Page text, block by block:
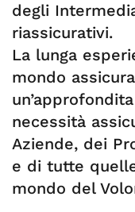
degli
riassicurativi.
La lunga
mondo
necessità
Aziende, dei
e di tutte
mondo del